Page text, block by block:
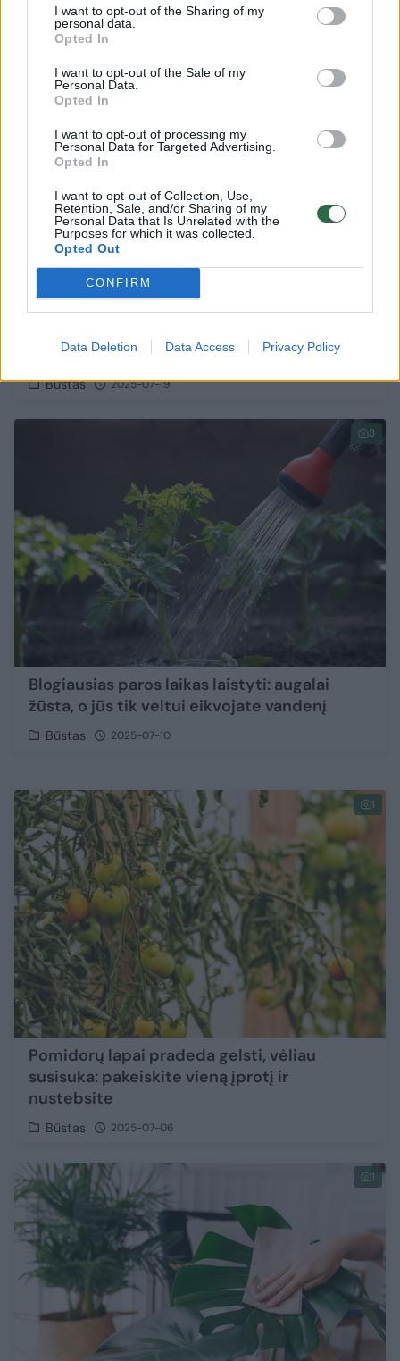
I want to opt-out of the Sharing of my
personal data.
Opted In
I want to opt-out of the Sale of my
Personal Data.
Opted In
I want to opt-out of processing my
Personal Data for Targeted Advertising.
Opted In
I want to opt-out of Collection, Use,
Retention, Sale, and/or Sharing of my
Personal Data that Is Unrelated with the
Purposes for which it was collected.
Opted Out
CONFIRM
Data Deletion Data Access Privacy Policy
Būstas 2025-08-25
trukdančios žiedams pražysti
Būstas 2025-07-19
3
Blogiausias paros laikas laistyti: augalai
žūsta, o jūs tik veltui eikvojate vandenį
Būstas 2025-07-10
1
Pomidorų lapai pradeda gelsti, vėliau
susisuka: pakeiskite vieną įprotį ir
nustebsite
Būstas 2025-07-06
1